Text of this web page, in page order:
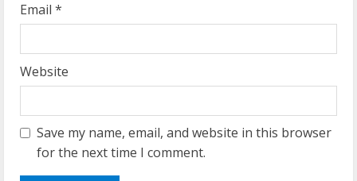
Email *
Website
Save my name, email, and website in this browser
for the next time I comment.